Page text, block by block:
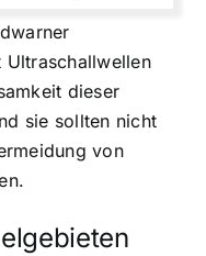
dieser
sie sollten nicht
von